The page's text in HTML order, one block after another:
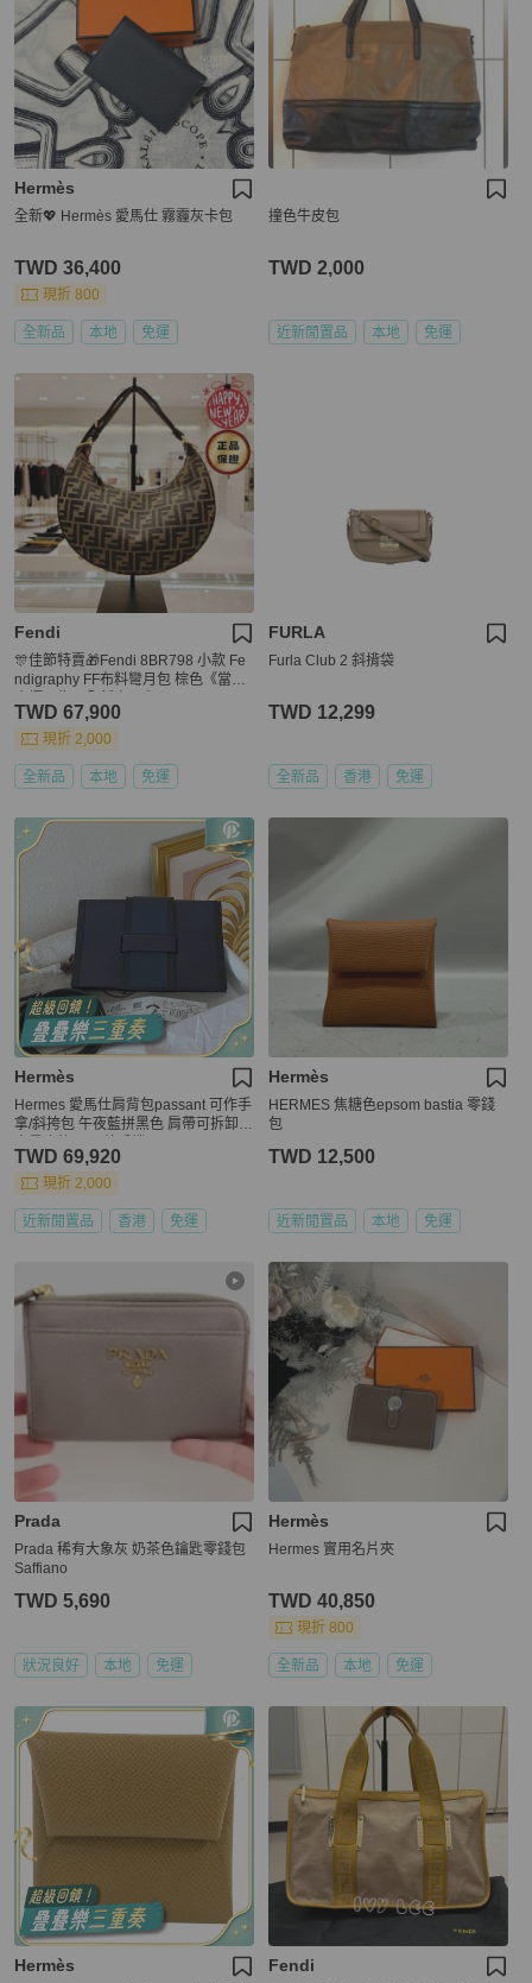
Hermès
全新💖 Hermès 愛馬仕 霧霾灰卡包
TWD 36,400
現折 800
全新品 本地 免運
撞色牛皮包
TWD 2,000
近新閒置品 本地 免運
Fendi
🎊佳節特賣🎁Fendi 8BR798 小款 Fe
ndigraphy FF布料彎月包 棕色《當季
TWD 67,900
現折 2,000
全新品 本地 免運
FURLA
Furla Club 2 斜揹袋
TWD 12,299
全新品 香港 免運
Hermès
Hermes 愛馬仕肩背包passant 可作手
拿/斜挎包 午夜藍拼黑色 肩帶可拆卸
TWD 69,920
現折 2,000
近新閒置品 香港 免運
Hermès
HERMES 焦糖色epsom bastia 零錢
包
TWD 12,500
近新閒置品 本地 免運
Prada
Prada 稀有大象灰 奶茶色鑰匙零錢包
Saffiano
TWD 5,690
狀況良好 本地 免運
Hermès
Hermes 實用名片夾
TWD 40,850
現折 800
全新品 本地 免運
Hermès Fendi